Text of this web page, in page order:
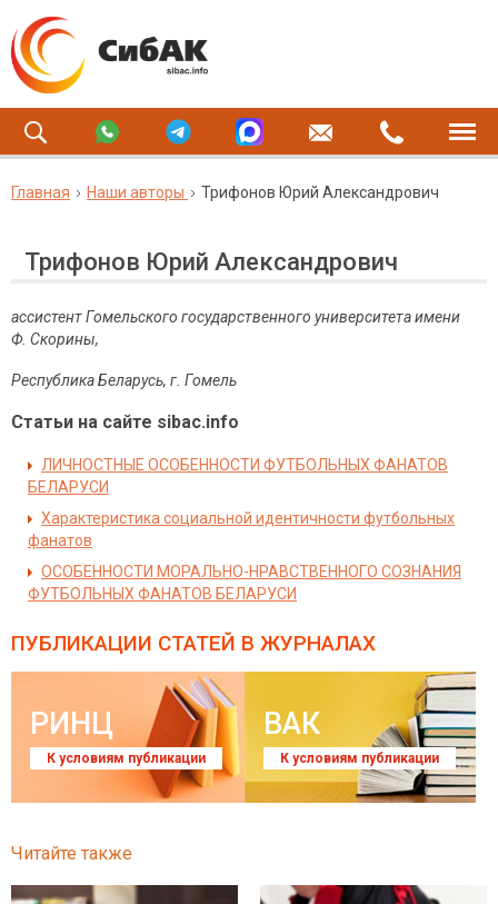
Главная Наши авторы Трифонов Юрий Александрович
Трифонов Юрий Александрович
ассистент Гомельского государственного университета имени
Ф. Скорины,
Республика Беларусь, г. Гомель
Статьи на сайте sibac.info
ЛИЧНОСТНЫЕ ОСОБЕННОСТИ ФУТБОЛЬНЫХ ФАНАТОВ
БЕЛАРУСИ
Характеристика социальной идентичности футбольных
фанатов
ОСОБЕННОСТИ МОРАЛЬНО-НРАВСТВЕННОГО СОЗНАНИЯ
ФУТБОЛЬНЫХ ФАНАТОВ БЕЛАРУСИ
ПУБЛИКАЦИИ СТАТЕЙ В ЖУРНАЛАХ
РИНЦ
К условиям публикации
ВАК
К условиям публикации
Читайте также